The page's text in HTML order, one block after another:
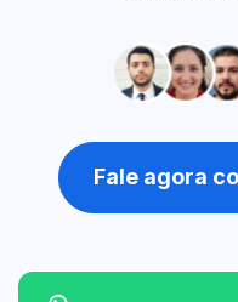
Fale agora